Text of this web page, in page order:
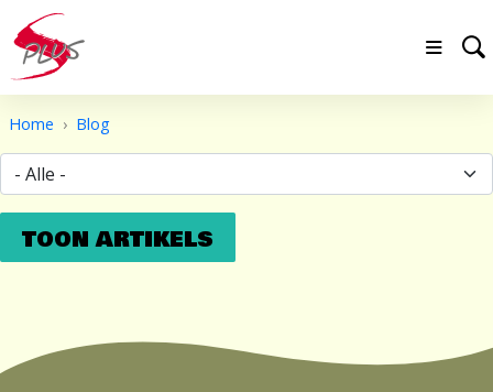
Home Blog